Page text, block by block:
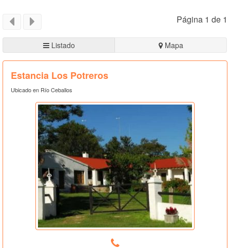
Página 1 de 1
Listado Mapa
Estancia Los Potreros
Ubicado en Río Ceballos